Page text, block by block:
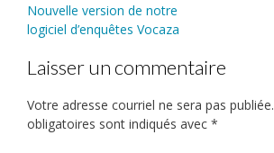
Nouvelle version de notre
logiciel d’enquêtes Vocaza
Laisser un commentaire
Votre adresse courriel ne sera pas publiée.
obligatoires sont indiqués avec *